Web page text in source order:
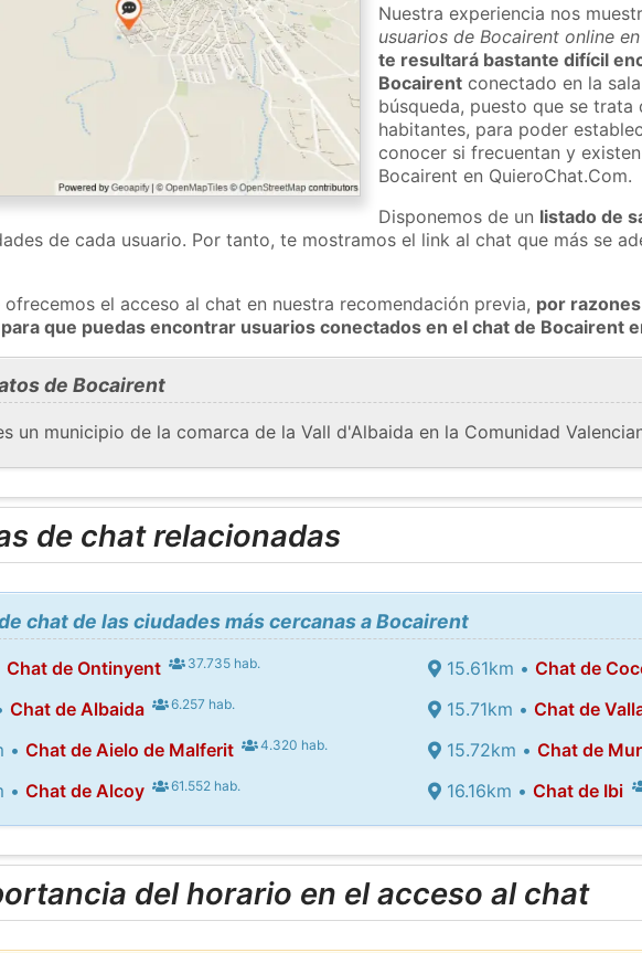
Nuestra experiencia nos
usuarios de Bocairent online
te resultará bastante difícil
Bocairent conectado en la
búsqueda, puesto que se
habitantes, para poder
conocer si frecuentan y
Bocairent en QuieroChat.Com.
Disponemos de un listado de
de cada usuario. Por tanto, te mostramos el link al chat que más se
el acceso al chat en nuestra recomendación previa, por
que puedas encontrar usuarios conectados en el chat de Bocairent
de Bocairent
un municipio de la comarca de la Vall d'Albaida en la Comunidad
de chat relacionadas
chat de las ciudades más cercanas a Bocairent
Chat de Ontinyent 37.735 hab.
Chat de Albaida 6.257 hab.
• Chat de Aielo de Malferit 4.320 hab.
• Chat de Alcoy 61.552 hab.
15.61km •Chat de
15.71km •Chat de
15.72km •Chat de
16.16km •Chat de Ibi
del horario en el acceso al chat